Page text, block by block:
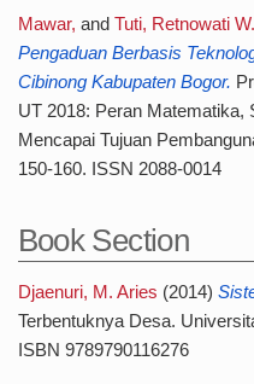
Mawar, and Tuti, Retnowati
Pengaduan Berbasis
Cibinong Kabupaten Bogor.
UT 2018: Peran Matematika,
Mencapai Tujuan
150-160. ISSN 2088-0014
Book Section
Djaenuri, M. Aries (2014)
Terbentuknya Desa.
ISBN 9789790116276